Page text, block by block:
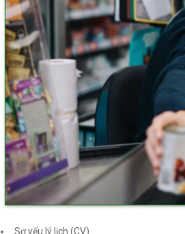
Sơ yếu lý lịch (CV)